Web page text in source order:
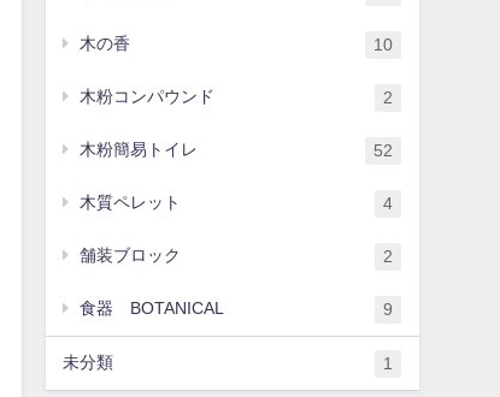
木の香 10
木粉コンパウンド 2
木粉簡易トイレ 52
木質ペレット 4
舗装ブロック 2
食器 BOTANICAL 9
未分類 1